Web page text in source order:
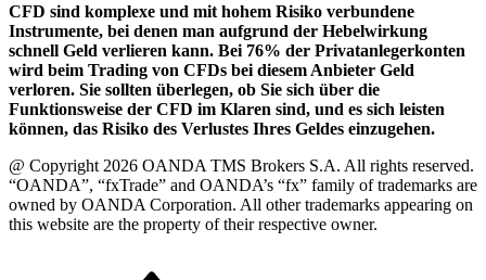
CFD sind komplexe und mit hohem Risiko verbundene
Instrumente, bei denen man aufgrund der Hebelwirkung
schnell Geld verlieren kann. Bei 76% der Privatanlegerkonten
wird beim Trading von CFDs bei diesem Anbieter Geld
verloren. Sie sollten überlegen, ob Sie sich über die
Funktionsweise der CFD im Klaren sind, und es sich leisten
können, das Risiko des Verlustes Ihres Geldes einzugehen.
@ Copyright 2026 OANDA TMS Brokers S.A. All rights reserved.
“OANDA”, “fxTrade” and OANDA’s “fx” family of trademarks are
owned by OANDA Corporation. All other trademarks appearing on
this website are the property of their respective owner.